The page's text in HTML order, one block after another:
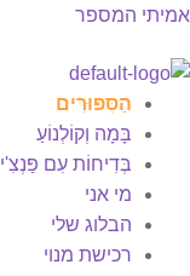
אמיתי המספר
Menu
הַסִּפּוּרִים
בָּמָה וְקוֹלְנוֹעַ
בְּדִיחוֹת עִם פַּנְצִ'י
מי אני
הבלוג שלי
רכישת מנוי